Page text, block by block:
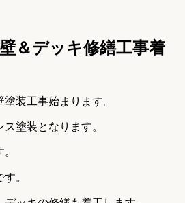
＆デッキ修繕工事着
装工事始まります。
塗装となります。
。